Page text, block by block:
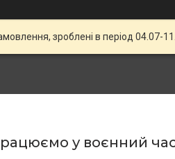
зроблені в період 04.07-
у воєнний